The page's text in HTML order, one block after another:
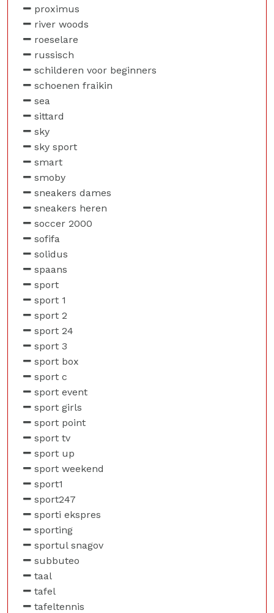
proximus
river woods
roeselare
russisch
schilderen voor beginners
schoenen fraikin
sea
sittard
sky
sky sport
smart
smoby
sneakers dames
sneakers heren
soccer 2000
sofifa
solidus
spaans
sport
sport 1
sport 2
sport 24
sport 3
sport box
sport c
sport event
sport girls
sport point
sport tv
sport up
sport weekend
sport1
sport247
sporti ekspres
sporting
sportul snagov
subbuteo
taal
tafel
tafeltennis